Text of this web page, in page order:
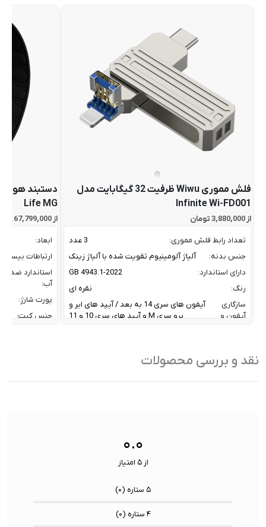
فلش مموری Wiwu ظرفیت 32 گیگابایت مدل
Infinite Wi-FD001
از 3,880,000 تومان
تعداد رابط فلش مموری:
3 عدد
جنس بدنه:
آلیاژ آلومینیوم تقویت شده با آلیاژ زینک
دارای استاندارد:
GB 4943.1-2022
رنگ:
نقره ای
سازگاری
آیفون و
آیفون های سری 14 به بعد / آیپد های ایر و
پرو سری M و آیپد های سری 10 و 11
ظرفیت:
Life MG
از 67,799,000 تومان
ابعاد:
ارتباطات بیسیم:
استاندارد ضد
آب:
پورت شارژ:
جنس کیت:
نقد و بررسی محصولات
۰.۰
از ۵ امتیاز
۵ ستاره ( ۰)
۴ ستاره ( ۰)